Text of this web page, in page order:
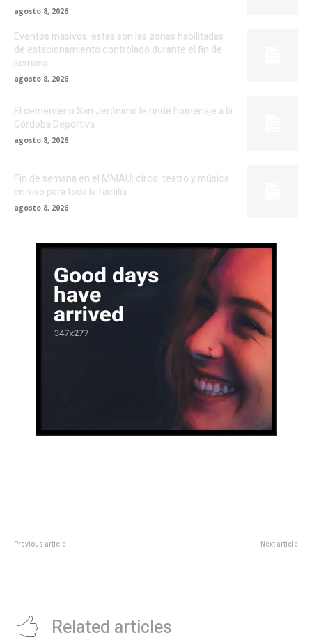
agosto 8, 2026
Eventos masivos: estas son las zonas habilitadas
de estacionamiento controlado durante el fin de
semana
agosto 8, 2026
El cementerio San Jerónimo le rinde homenaje a la
Córdoba Deportiva
agosto 8, 2026
Fin de semana en el MMAU: circo, teatro y música
en vivo para toda la familia
agosto 8, 2026
Previous article Next article
Related articles